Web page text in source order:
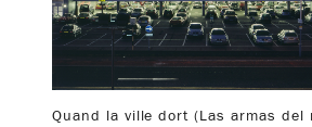
Quand la ville dort (Las armas del